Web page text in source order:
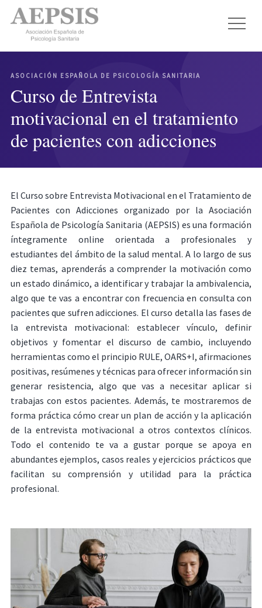
ASOCIACIÓN ESPAÑOLA DE PSICOLOGÍA SANITARIA
Curso de Entrevista
motivacional en el tratamiento
de pacientes con adicciones
El Curso sobre Entrevista Motivacional en el Tratamiento de
Pacientes con Adicciones organizado por la Asociación
Española de Psicología Sanitaria (AEPSIS) es una formación
íntegramente online orientada a profesionales y
estudiantes del ámbito de la salud mental. A lo largo de sus
diez temas, aprenderás a comprender la motivación como
un estado dinámico, a identificar y trabajar la ambivalencia,
algo que te vas a encontrar con frecuencia en consulta con
pacientes que sufren adicciones. El curso detalla las fases de
la entrevista motivacional: establecer vínculo, definir
objetivos y fomentar el discurso de cambio, incluyendo
herramientas como el principio RULE, OARS+I, afirmaciones
positivas, resúmenes y técnicas para ofrecer información sin
generar resistencia, algo que vas a necesitar aplicar si
trabajas con estos pacientes. Además, te mostraremos de
forma práctica cómo crear un plan de acción y la aplicación
de la entrevista motivacional a otros contextos clínicos.
Todo el contenido te va a gustar porque se apoya en
abundantes ejemplos, casos reales y ejercicios prácticos que
facilitan su comprensión y utilidad para la práctica
profesional.